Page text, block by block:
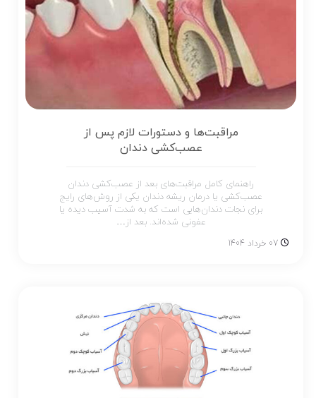
مراقبت‌ها و دستورات لازم پس از
عصب‌کشی دندان
راهنمای کامل مراقبت‌های بعد از عصب‌کشی دندان
عصب‌کشی یا درمان ریشه دندان یکی از روش‌های رایج
برای نجات دندان‌هایی است که به شدت آسیب دیده یا
عفونی شده‌اند. بعد از…
07 خرداد 1404